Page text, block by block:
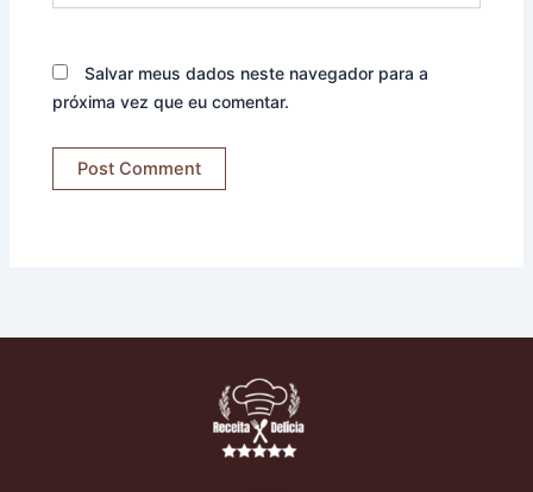
Salvar meus dados neste navegador para a
próxima vez que eu comentar.